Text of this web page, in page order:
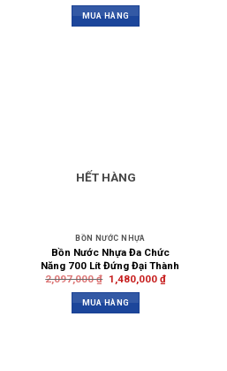
MUA HÀNG
HẾT HÀNG
BỒN NƯỚC NHỰA
Bồn Nước Nhựa Đa Chức
Năng 700 Lít Đứng Đại Thành
2,097,000₫ 1,480,000 ₫
MUA HÀNG